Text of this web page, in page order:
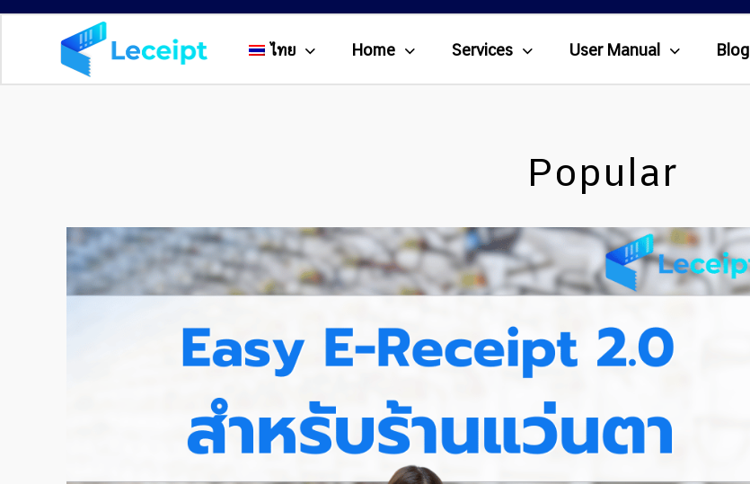
ไทย Home Services User Manual Blog
Popular